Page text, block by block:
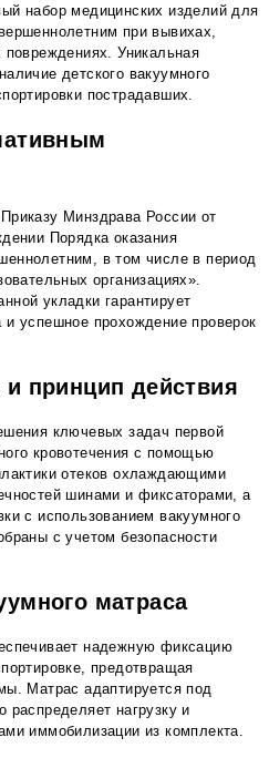
набор медицинских изделий для
при вывихах,
Уникальная
детского вакуумного
пострадавших.
Минздрава России от
Порядка оказания
в том числе в период
организациях».
укладки гарантирует
и успешное прохождение проверок
принцип действия
ключевых задач первой
кровотечения с помощью
отеков охлаждающими
шинами и фиксаторами, а
с использованием вакуумного
с учетом безопасности
матраса
надежную фиксацию
предотвращая
Матрас адаптируется под
нагрузку и
иммобилизации из комплекта.